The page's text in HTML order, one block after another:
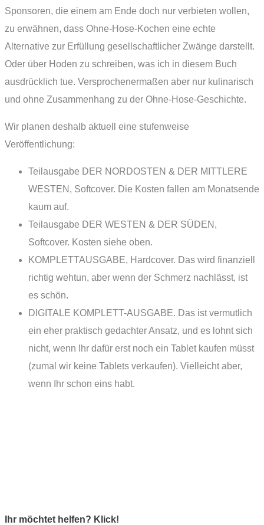
Sponsoren, die einem am Ende doch nur verbieten wollen,
zu erwähnen, dass Ohne-Hose-Kochen eine echte
Alternative zur Erfüllung gesellschaftlicher Zwänge darstellt.
Oder über Hoden zu schreiben, was ich in diesem Buch
ausdrücklich tue. Versprochenermaßen aber nur kulinarisch
und ohne Zusammenhang zu der Ohne-Hose-Geschichte.
Wir planen deshalb aktuell eine stufenweise
Veröffentlichung:
Teilausgabe DER NORDOSTEN & DER MITTLERE
WESTEN, Softcover. Die Kosten fallen am Monatsende
kaum auf.
Teilausgabe DER WESTEN & DER SÜDEN,
Softcover. Kosten siehe oben.
KOMPLETTAUSGABE, Hardcover. Das wird finanziell
richtig wehtun, aber wenn der Schmerz nachlässt, ist
es schön.
DIGITALE KOMPLETT-AUSGABE. Das ist vermutlich
ein eher praktisch gedachter Ansatz, und es lohnt sich
nicht, wenn Ihr dafür erst noch ein Tablet kaufen müsst
(zumal wir keine Tablets verkaufen). Vielleicht aber,
wenn Ihr schon eins habt.
Ihr möchtet helfen? Klick!